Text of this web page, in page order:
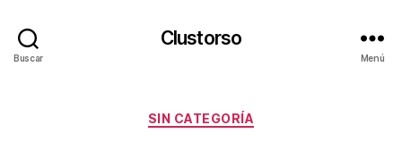
Buscar
Clustorso
Menú
Categorías
SIN CATEGORÍA